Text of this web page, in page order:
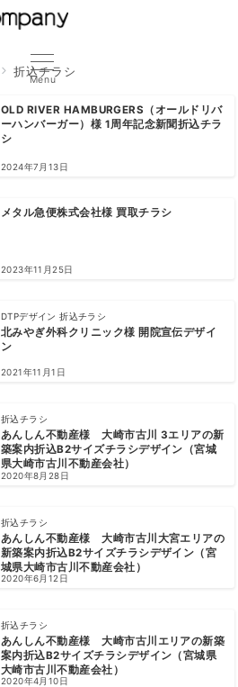
Menu
折込チラシ
OLD RIVER HAMBURGERS（オールドリバ
ーハンバーガー）様 1周年記念新聞折込チラ
シ
2024年7月13日
メタル急便株式会社様 買取チラシ
2023年11月25日
DTPデザイン 折込チラシ
北みやぎ外科クリニック様 開院宣伝デザイ
ン
2021年11月1日
折込チラシ
あんしん不動産様 大崎市古川 3エリアの新
築案内折込B2サイズチラシデザイン（宮城
県大崎市古川不動産会社）
2020年8月28日
折込チラシ
あんしん不動産様 大崎市古川大宮エリアの
新築案内折込B2サイズチラシデザイン（宮
城県大崎市古川不動産会社）
2020年6月12日
折込チラシ
あんしん不動産様 大崎市古川エリアの新築
案内折込B2サイズチラシデザイン（宮城県
大崎市古川不動産会社）
2020年4月10日